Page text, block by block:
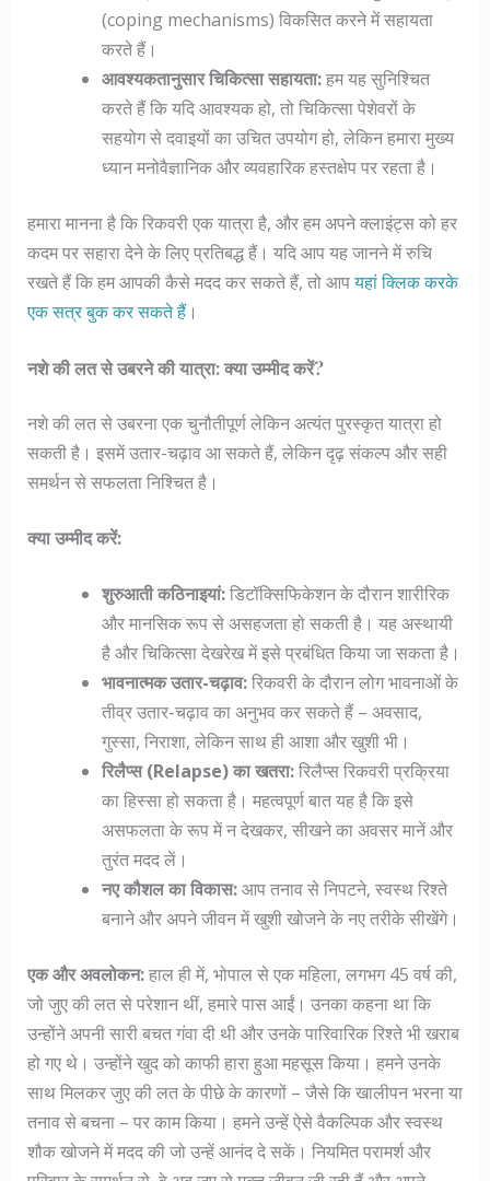
(coping mechanisms) विकसित करने में सहायता
करते हैं।
आवश्यकतानुसार चिकित्सा सहायता:हम यह सुनिश्चित
करते हैं कि यदि आवश्यक हो, तो चिकित्सा पेशेवरों के
सहयोग से दवाइयों का उचित उपयोग हो, लेकिन हमारा मुख्य
ध्यान मनोवैज्ञानिक और व्यवहारिक हस्तक्षेप पर रहता है।
हमारा मानना है कि रिकवरी एक यात्रा है, और हम अपने क्लाइंट्स को हर
कदम पर सहारा देने के लिए प्रतिबद्ध हैं। यदि आप यह जानने में रुचि
रखते हैं कि हम आपकी कैसे मदद कर सकते हैं, तो आपयहां क्लिक करके
एक सत्र बुक कर सकते हैं।
नशे की लत से उबरने की यात्रा: क्या उम्मीद करें?
नशे की लत से उबरना एक चुनौतीपूर्ण लेकिन अत्यंत पुरस्कृत यात्रा हो
सकती है। इसमें उतार-चढ़ाव आ सकते हैं, लेकिन दृढ़ संकल्प और सही
समर्थन से सफलता निश्चित है।
क्या उम्मीद करें:
शुरुआती कठिनाइयां:डिटॉक्सिफिकेशन के दौरान शारीरिक
और मानसिक रूप से असहजता हो सकती है। यह अस्थायी
है और चिकित्सा देखरेख में इसे प्रबंधित किया जा सकता है।
भावनात्मक उतार-चढ़ाव:रिकवरी के दौरान लोग भावनाओं के
तीव्र उतार-चढ़ाव का अनुभव कर सकते हैं – अवसाद,
गुस्सा, निराशा, लेकिन साथ ही आशा और खुशी भी।
रिलैप्स (Relapse) का खतरा:रिलैप्स रिकवरी प्रक्रिया
का हिस्सा हो सकता है। महत्वपूर्ण बात यह है कि इसे
असफलता के रूप में न देखकर, सीखने का अवसर मानें और
तुरंत मदद लें।
नए कौशल का विकास:आप तनाव से निपटने, स्वस्थ रिश्ते
बनाने और अपने जीवन में खुशी खोजने के नए तरीके सीखेंगे।
एक और अवलोकन:हाल ही में, भोपाल से एक महिला, लगभग 45 वर्ष की,
जो जुए की लत से परेशान थीं, हमारे पास आईं। उनका कहना था कि
उन्होंने अपनी सारी बचत गंवा दी थी और उनके पारिवारिक रिश्ते भी खराब
हो गए थे। उन्होंने खुद को काफी हारा हुआ महसूस किया। हमने उनके
साथ मिलकर जुए की लत के पीछे के कारणों – जैसे कि खालीपन भरना या
तनाव से बचना – पर काम किया। हमने उन्हें ऐसे वैकल्पिक और स्वस्थ
शौक खोजने में मदद की जो उन्हें आनंद दे सकें। नियमित परामर्श और